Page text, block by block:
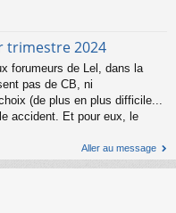
trimestre 2024
forumeurs de Lel, dans la
pas de CB, ni
(de plus en plus difficile...
accident. Et pour eux, le
Aller au message